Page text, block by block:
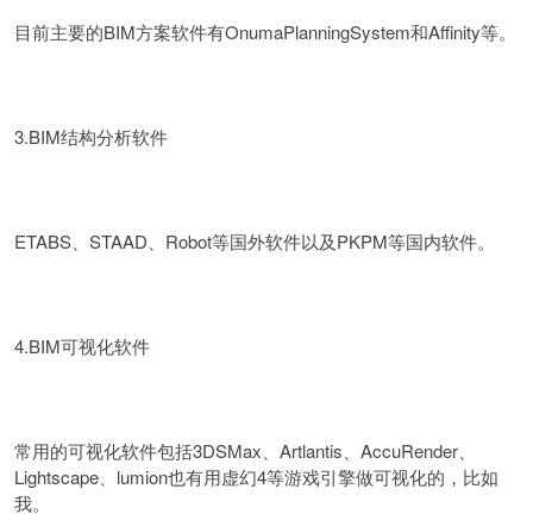
目前主要的BIM方案软件有OnumaPlanningSystem和Affinity等。
3.BIM结构分析软件
ETABS、STAAD、Robot等国外软件以及PKPM等国内软件。
4.BIM可视化软件
常用的可视化软件包括3DSMax、Artlantis、AccuRender、
Lightscape、lumion也有用虚幻4等游戏引擎做可视化的，比如
我。